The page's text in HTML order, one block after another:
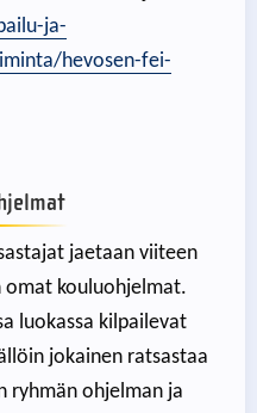
ja-
hevosen-fei-
jaetaan viiteen
omat kouluohjelmat.
luokassa kilpailevat
jokainen ratsastaa
ryhmän ohjelman ja